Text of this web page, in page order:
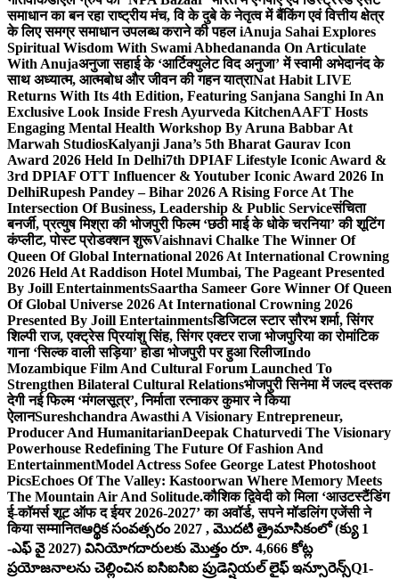
समाधान का बन रहा राष्ट्रीय मंच, वि के दुबे के नेतृत्व में बैंकिंग एवं वित्तीय क्षेत्र
के लिए समग्र समाधान उपलब्ध कराने की पहल iAnuja Sahai Explores
Spiritual Wisdom With Swami Abhedananda On Articulate
With Anujaअनुजा सहाई के ‘आर्टिक्युलेट विद अनुजा’ में स्वामी अभेदानंद के
साथ अध्यात्म, आत्मबोध और जीवन की गहन यात्राNat Habit LIVE
Returns With Its 4th Edition, Featuring Sanjana Sanghi In An
Exclusive Look Inside Fresh Ayurveda KitchenAAFT Hosts
Engaging Mental Health Workshop By Aruna Babbar At
Marwah StudiosKalyanji Jana’s 5th Bharat Gaurav Icon
Award 2026 Held In Delhi7th DPIAF Lifestyle Iconic Award &
3rd DPIAF OTT Influencer & Youtuber Iconic Award 2026 In
DelhiRupesh Pandey – Bihar 2026 A Rising Force At The
Intersection Of Business, Leadership & Public Serviceसंचिता
बनर्जी, प्रत्युष मिश्रा की भोजपुरी फिल्म ‘छठी माई के धोके चरनिया’ की शूटिंग
कंप्लीट, पोस्ट प्रोडक्शन शुरूVaishnavi Chalke The Winner Of
Queen Of Global International 2026 At International Crowning
2026 Held At Raddison Hotel Mumbai, The Pageant Presented
By Joill EntertainmentsSaartha Sameer Gore Winner Of Queen
Of Global Universe 2026 At International Crowning 2026
Presented By Joill Entertainmentsडिजिटल स्टार सौरभ शर्मा, सिंगर
शिल्पी राज, एक्ट्रेस प्रियांशु सिंह, सिंगर एक्टर राजा भोजपुरिया का रोमांटिक
गाना ‘सिल्क वाली सड़िया’ होडा भोजपुरी पर हुआ रिलीजIndo
Mozambique Film And Cultural Forum Launched To
Strengthen Bilateral Cultural Relationsभोजपुरी सिनेमा में जल्द दस्तक
देगी नई फिल्म ‘मंगलसूत्र’, निर्माता रत्नाकर कुमार ने किया
ऐलानSureshchandra Awasthi A Visionary Entrepreneur,
Producer And HumanitarianDeepak Chaturvedi The Visionary
Powerhouse Redefining The Future Of Fashion And
EntertainmentModel Actress Sofee George Latest Photoshoot
PicsEchoes Of The Valley: Kastoorwan Where Memory Meets
The Mountain Air And Solitude.कौशिक द्विवेदी को मिला ‘आउटस्टैंडिंग
ई-कॉमर्स शूट ऑफ द ईयर 2026-2027’ का अवॉर्ड, सपने मॉडलिंग एजेंसी ने
किया सम्मानितఆర్థిక సంవత్సరం 2027 , మొదటి త్రైమాసికంలో (క్యు 1
-ఎఫ్ వై 2027) వినియోగదారులకు మొత్తం రూ. 4,666 కోట్ల
ప్రయోజనాలను చెల్లించిన ఐసిఐసిఐ ప్రుడెన్షియల్ లైఫ్ ఇన్సూరెన్స్Q1-